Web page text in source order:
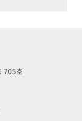
705호